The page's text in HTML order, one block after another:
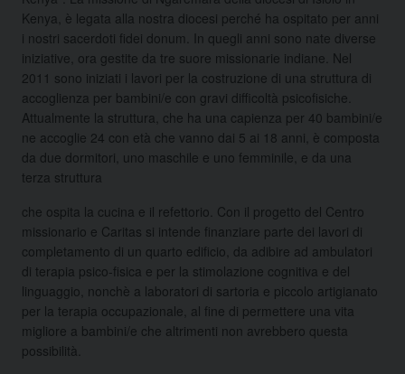
Kenya, è legata alla nostra diocesi perché ha ospitato per anni
i nostri sacerdoti fidei donum. In quegli anni sono nate diverse
iniziative, ora gestite da tre suore missionarie indiane. Nel
2011 sono iniziati i lavori per la costruzione di una struttura di
accoglienza per bambini/e con gravi difficoltà psicofisiche.
Attualmente la struttura, che ha una capienza per 40 bambini/e
ne accoglie 24 con età che vanno dai 5 ai 18 anni, è composta
da due dormitori, uno maschile e uno femminile, e da una
terza struttura
che ospita la cucina e il refettorio. Con il progetto del Centro
missionario e Caritas si intende finanziare parte dei lavori di
completamento di un quarto edificio, da adibire ad ambulatori
di terapia psico-fisica e per la stimolazione cognitiva e del
linguaggio, nonchè a laboratori di sartoria e piccolo artigianato
per la terapia occupazionale, al fine di permettere una vita
migliore a bambini/e che altrimenti non avrebbero questa
possibilità.